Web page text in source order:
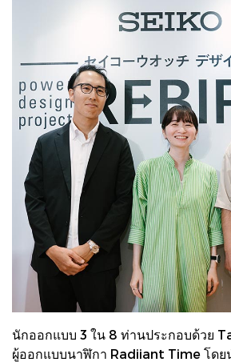
นักออกแบบ 3 ใน 8 ท่านประกอบด้วย
ผู้ออกแบบนาฬิกา Radiiant Time โดย